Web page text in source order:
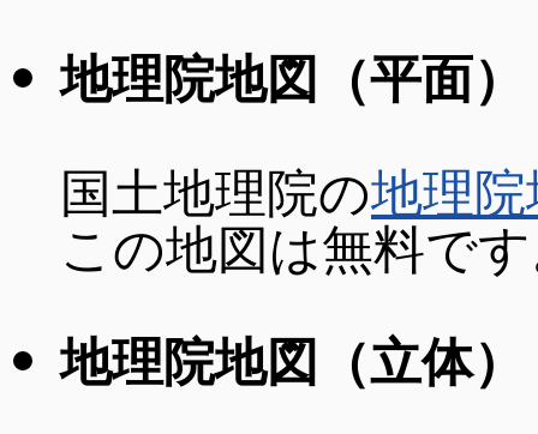
地理院地図（平面）
国土地理院の地理
この地図は無料で
地理院地図（立体）